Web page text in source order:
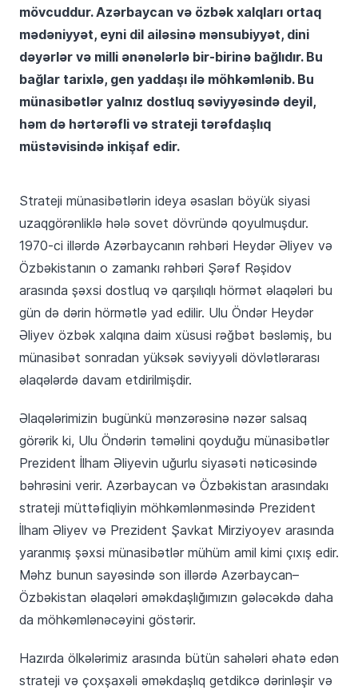
mövcuddur. Azərbaycan və özbək xalqları ortaq
mədəniyyət, eyni dil ailəsinə mənsubiyyət, dini
dəyərlər və milli ənənələrlə bir-birinə bağlıdır. Bu
bağlar tarixlə, gen yaddaşı ilə möhkəmlənib. Bu
münasibətlər yalnız dostluq səviyyəsində deyil,
həm də hərtərəfli və strateji tərəfdaşlıq
müstəvisində inkişaf edir.
Strateji münasibətlərin ideya əsasları böyük siyasi
uzaqgörənliklə hələ sovet dövründə qoyulmuşdur.
1970-ci illərdə Azərbaycanın rəhbəri Heydər Əliyev və
Özbəkistanın o zamankı rəhbəri Şərəf Rəşidov
arasında şəxsi dostluq və qarşılıqlı hörmət əlaqələri bu
gün də dərin hörmətlə yad edilir. Ulu Öndər Heydər
Əliyev özbək xalqına daim xüsusi rəğbət bəsləmiş, bu
münasibət sonradan yüksək səviyyəli dövlətlərarası
əlaqələrdə davam etdirilmişdir.
Əlaqələrimizin bugünkü mənzərəsinə nəzər salsaq
görərik ki, Ulu Öndərin təməlini qoyduğu münasibətlər
Prezident İlham Əliyevin uğurlu siyasəti nəticəsində
bəhrəsini verir. Azərbaycan və Özbəkistan arasındakı
strateji müttəfiqliyin möhkəmlənməsində Prezident
İlham Əliyev və Prezident Şavkat Mirziyoyev arasında
yaranmış şəxsi münasibətlər mühüm amil kimi çıxış edir.
Məhz bunun sayəsində son illərdə Azərbaycan–
Özbəkistan əlaqələri əməkdaşlığımızın gələcəkdə daha
da möhkəmlənəcəyini göstərir.
Hazırda ölkələrimiz arasında bütün sahələri əhatə edən
strateji və çoxşaxəli əməkdaşlıq getdikcə dərinləşir və